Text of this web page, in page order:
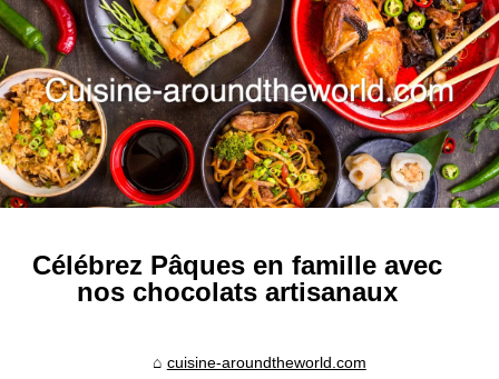
Célébrez Pâques en famille avec
nos chocolats artisanaux
cuisine-aroundtheworld.com